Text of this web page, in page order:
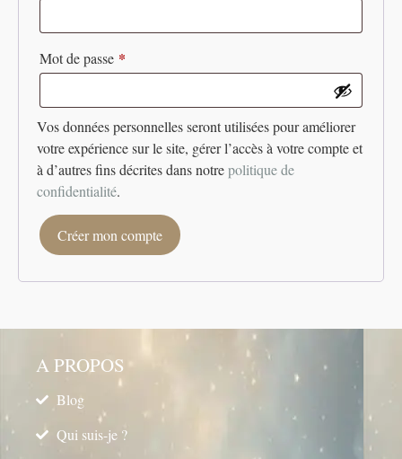
Mot de passe *
Vos données personnelles seront utilisées pour améliorer
votre expérience sur le site, gérer l’accès à votre compte et
à d’autres fins décrites dans notrepolitique de
confidentialité.
Créer mon compte
A PROPOS
Blog
Qui suis-je ?